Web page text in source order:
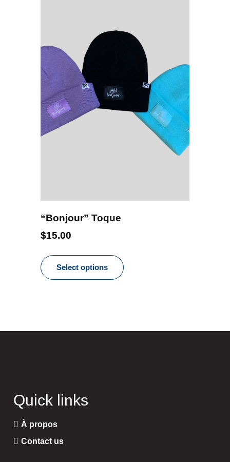
“Bonjour” Toque
$15.00
Select options
product
may
Quick links
À propos
Contact us